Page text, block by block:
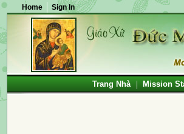
Home Sign In
Trang Nhà Mission